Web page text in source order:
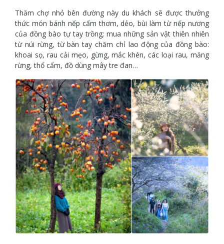
Thăm chợ nhỏ bên đường này du khách sẽ được thưởng
thức món bánh nếp cẩm thơm, dẻo, bùi làm từ nếp nương
của đồng bào tự tay trồng; mua những sản vật thiên nhiên
từ núi rừng, từ bàn tay chăm chỉ lao động của đồng bào:
khoai sọ, rau cải mẹo, gừng, mắc khén, các loại rau, măng
rừng, thổ cẩm, đồ dùng mây tre đan…